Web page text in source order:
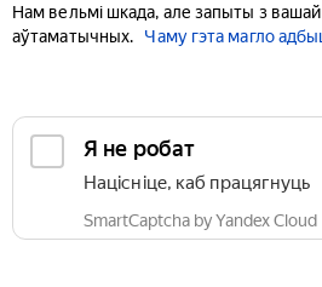
Нам вельмі шкада, але запыты з
аўтаматычных.
Чаму гэта магло
Я не робат
Націсніце, каб працягнуць
SmartCaptcha by Yandex Cloud